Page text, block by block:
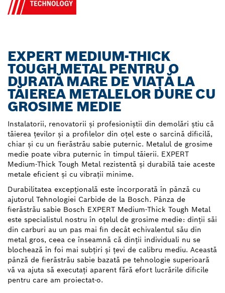
EXPERT MEDIUM-THICK
TOUGH METAL PENTRU O
DURATĂ MARE DE VIAȚĂ LA
TĂIEREA METALELOR DURE CU
GROSIME MEDIE
Instalatorii, renovatorii și profesioniștii din demolări știu că
tăierea țevilor și a profilelor din oțel este o sarcină dificilă,
chiar și cu un fierăstrău sabie puternic. Metalul de grosime
medie poate vibra puternic în timpul tăierii. EXPERT
Medium-Thick Tough Metal rezistentă și durabilă taie aceste
metale eficient și cu vibrații minime.
Durabilitatea excepțională este încorporată în pânză cu
ajutorul Tehnologiei Carbide de la Bosch. Pânza de
fierăstrău sabie Bosch EXPERT Medium-Thick Tough Metal
este specialistul nostru în oțelul de grosime medie: dinții săi
din carburi au un pas mai fin decât echivalentul său din
metal gros, ceea ce înseamnă că dinții individuali nu se
blochează în foi mai subțiri și țevi de calibru mediu. Această
pânză de fierăstrău sabie bazată pe tehnologie superioară
vă va ajuta să executați aparent fără efort lucrările dificile
pentru care am proiectat-o.